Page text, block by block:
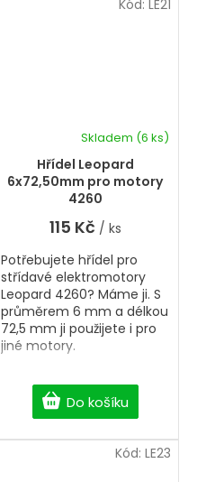
Hřídel Leopard
6x72,50mm pro motory
4260
Skladem (6 ks)
115 Kč / ks
Do košíku
Potřebujete hřídel pro
střídavé elektromotory
Leopard 4260? Máme ji. S
průměrem 6 mm a délkou
72,5 mm ji použijete i pro
jiné motory.
Kód: LE21
Kód: LE23